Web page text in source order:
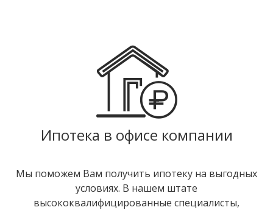
Ипотека в офисе компании
Мы поможем Вам получить ипотеку на выгодных
условиях. В нашем штате
высококвалифицированные специалисты,